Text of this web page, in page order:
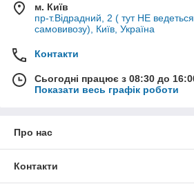
м. Київ
пр-т.Відрадний, 2 ( тут НЕ
самовивозу), Київ, Україна
Контакти
Сьогодні працює з 08:30 до
Показати весь графік роботи
Про нас
Контакти